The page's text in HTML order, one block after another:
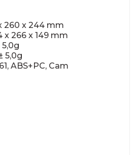
260 x 244 mm
x 266 x 149 mm
5,0g
5,0g
ABS+PC, Cam